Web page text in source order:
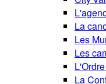
La
Les
Les
La